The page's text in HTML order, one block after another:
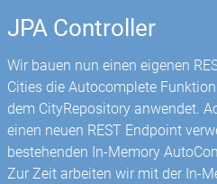
JPA Controller
Wir bauen nun einen eigenen
Cities die Autocomplete
dem CityRepository anwendet.
einen neuen REST Endpoint
bestehenden In-Memory
Zur Zeit arbeiten wir mit der In-